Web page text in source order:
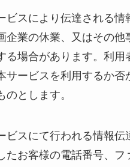
ビスにより伝達される情
企業の休業、又はその他
る場合があります。利用
サービスを利用するか否
のとします。
ビスにて行われる情報伝
たお客様の電話番号、フ